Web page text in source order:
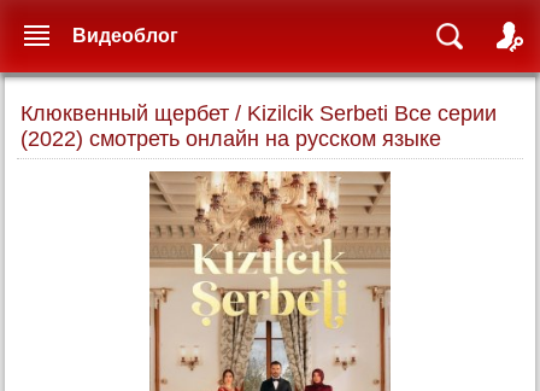
Клюквенный щербет / Kizilcik Serbeti Все серии
(2022) смотреть онлайн на русском языке
Видеоблог